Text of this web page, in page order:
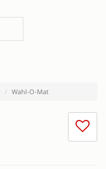
Wahl-O-Mat
I